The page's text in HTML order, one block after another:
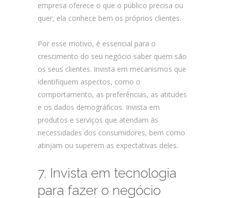
empresa oferece o que o público precisa ou
quer, ela conhece bem os próprios clientes.
Por esse motivo, é essencial para o
crescimento do seu negócio saber quem são
os seus clientes. Invista em mecanismos que
identifiquem aspectos, como o
comportamento, as preferências, as atitudes
e os dados demográficos. Invista em
produtos e serviços que atendam às
necessidades dos consumidores, bem como
atinjam ou superem as expectativas deles.
7. Invista em tecnologia
para fazer o negócio